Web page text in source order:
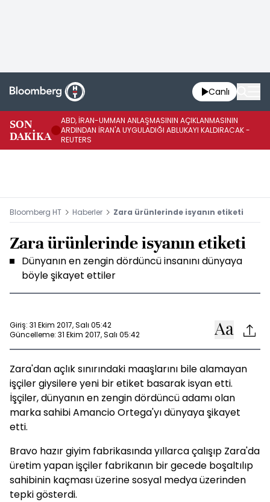
Canlı
SON
DAKİKA
ABD, İRAN-UMMAN ANLAŞMASININ AÇIKLANMASININ
ARDINDAN İRAN'A UYGULADIĞI ABLUKAYI KALDIRACAK -
REUTERS
Bloomberg HT Haberler Zara ürünlerinde isyanın etiketi
Zara ürünlerinde isyanın etiketi
Dünyanın en zengin dördüncü insanını dünyaya
böyle şikayet ettiler
Giriş: 31 Ekim 2017, Salı 05:42
Güncelleme: 31 Ekim 2017, Salı 05:42
Zara'dan açlık sınırındaki maaşlarını bile alamayan
işçiler giysilere yeni bir etiket basarak isyan etti.
İşçiler, dünyanın en zengin dördüncü adamı olan
marka sahibi Amancio Ortega'yı dünyaya şikayet
etti.
Bravo hazır giyim fabrikasında yıllarca çalışıp Zara'da
üretim yapan işçiler fabrikanın bir gecede boşaltılıp
sahibinin kaçması üzerine sosyal medya üzerinden
tepki gösterdi.